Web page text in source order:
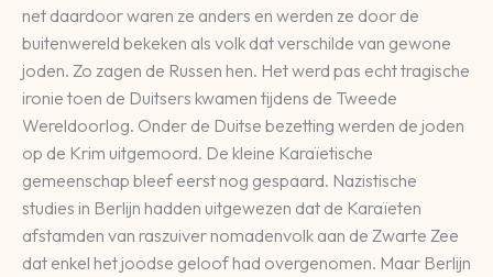
net daardoor waren ze anders en werden ze door de
buitenwereld bekeken als volk dat verschilde van gewone
joden. Zo zagen de Russen hen. Het werd pas echt tragische
ironie toen de Duitsers kwamen tijdens de Tweede
Wereldoorlog. Onder de Duitse bezetting werden de joden
op de Krim uitgemoord. De kleine Karaïetische
gemeenschap bleef eerst nog gespaard. Nazistische
studies in Berlijn hadden uitgewezen dat de Karaïeten
afstamden van raszuiver nomadenvolk aan de Zwarte Zee
dat enkel het joodse geloof had overgenomen. Maar Berlijn